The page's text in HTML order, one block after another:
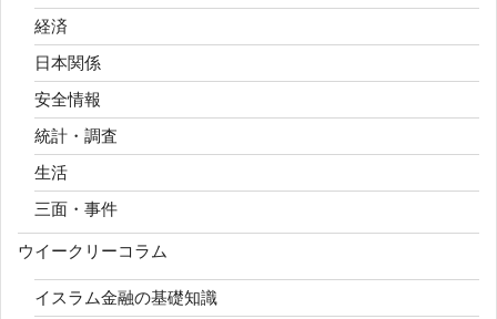
経済
日本関係
安全情報
統計・調査
生活
三面・事件
ウイークリーコラム
イスラム金融の基礎知識